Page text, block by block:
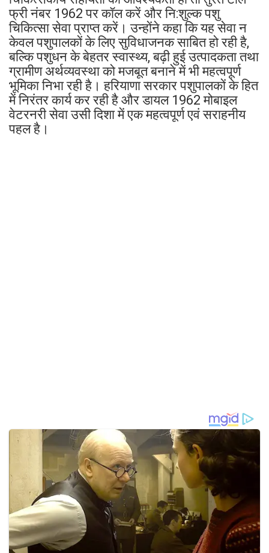
फ्री नंबर 1962 पर कॉल करें और नि:शुल्क पशु
चिकित्सा सेवा प्राप्त करें। उन्होंने कहा कि यह सेवा न
केवल पशुपालकों के लिए सुविधाजनक साबित हो रही है,
बल्कि पशुधन के बेहतर स्वास्थ्य, बढ़ी हुई उत्पादकता तथा
ग्रामीण अर्थव्यवस्था को मजबूत बनाने में भी महत्वपूर्ण
भूमिका निभा रही है। हरियाणा सरकार पशुपालकों के हित
में निरंतर कार्य कर रही है और डायल 1962 मोबाइल
वेटरनरी सेवा उसी दिशा में एक महत्वपूर्ण एवं सराहनीय
पहल है।